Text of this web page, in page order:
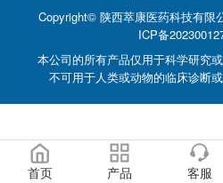
Copyright© 陕西萃康医药科技有限
ICP备
本公司的所有产品仅用于科学研究
不可用于人类或动物的临床诊断
首页 产品 客服